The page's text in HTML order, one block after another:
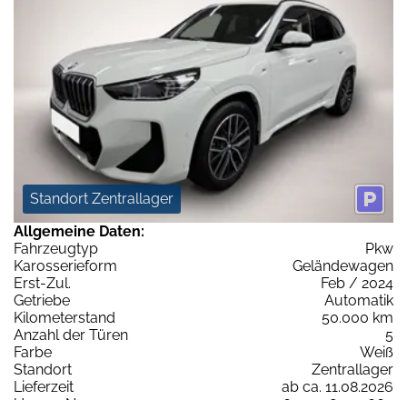
Standort Zentrallager
Allgemeine Daten:
Fahrzeugtyp
Pkw
Karosserieform
Geländewagen
Erst-Zul.
Feb / 2024
Getriebe
Automatik
Kilometerstand
50.000 km
Anzahl der Türen
5
Farbe
Weiß
Standort
Zentrallager
Lieferzeit
ab ca. 11.08.2026